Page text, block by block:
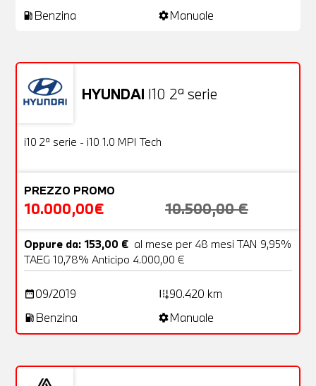
local_gas_station Benzina settingsManuale
HYUNDAI I10 2ª serie
OFFERTA
Usato
i10 2ª serie - i10 1.0 MPI Tech
PREZZO PROMO
10.000,00€ 10.500,00 €
Oppure da: 153,00 € al mese per 48 mesi TAN 9,95%
TAEG 10,78% Anticipo 4.000,00 €
date_range09/2019 add_road90.420 km
local_gas_station Benzina settingsManuale